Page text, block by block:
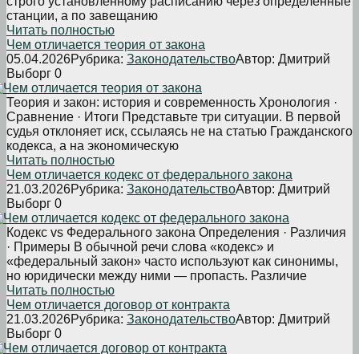
станции, а по завещанию
Читать полностью
Чем отличается теория от закона
05.04.2026Рубрика: ЗаконодательствоАвтор: Дмитрий
Выборг 0
Теория и закон: история и современность Хронология ·
Сравнение · Итоги Представьте три ситуации. В первой
судья отклоняет иск, ссылаясь не на статью Гражданского
кодекса, а на экономическую
Читать полностью
Чем отличается кодекс от федерального закона
21.03.2026Рубрика: ЗаконодательствоАвтор: Дмитрий
Выборг 0
Кодекс vs Федерального закона Определения · Различия
· Примеры В обычной речи слова «кодекс» и
«федеральный закон» часто используют как синонимы,
но юридически между ними — пропасть. Различие
Читать полностью
Чем отличается договор от контракта
21.03.2026Рубрика: ЗаконодательствоАвтор: Дмитрий
Выборг 0